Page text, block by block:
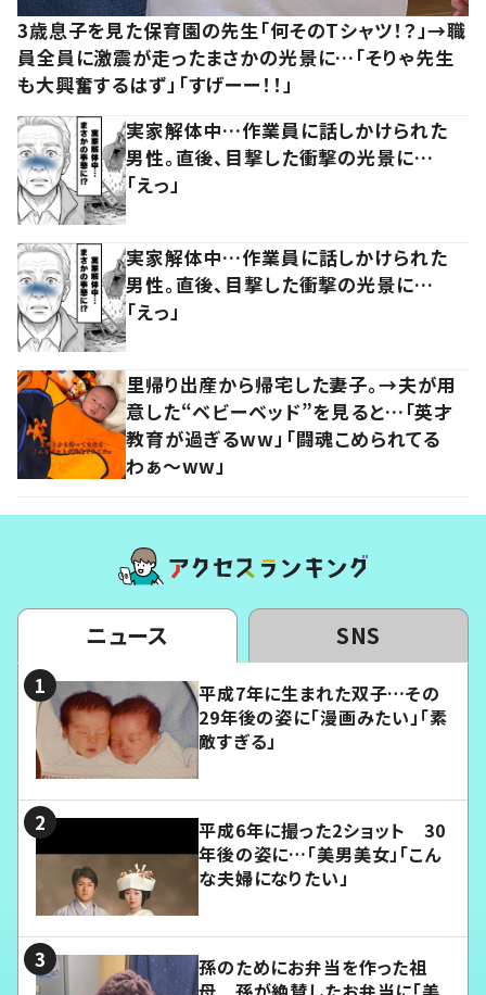
3歳息子を見た保育園の先生「何そのTシャツ！？」→職
員全員に激震が走ったまさかの光景に…「そりゃ先生
も大興奮するはず」「すげーー！！」
実家解体中…作業員に話しかけられた
男性。直後、目撃した衝撃の光景に…
「えっ」
実家解体中…作業員に話しかけられた
男性。直後、目撃した衝撃の光景に…
「えっ」
里帰り出産から帰宅した妻子。→夫が用
意した“ベビーベッド”を見ると…「英才
教育が過ぎるww」「闘魂こめられてる
わぁ～ww」
ニュース SNS
平成7年に生まれた双子…その
29年後の姿に「漫画みたい」「素
敵すぎる」
平成6年に撮った2ショット 30
年後の姿に…「美男美女」「こん
な夫婦になりたい」
孫のためにお弁当を作った祖